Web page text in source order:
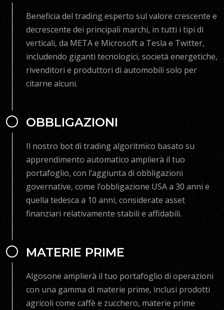
Beneficia del trading esperto sul valore crescente e
decrescente dei principali marchi, in tutti i tipi di
verticali, da META e Microsoft a Tesla e Twitter,
includendo giganti tecnologici, società energetiche,
rivenditori e produttori di automobili solo per
citarne alcuni.
OBBLIGAZIONI
Il nostro bot di trading algoritmico basato su
apprendimento automatico amplierà il tuo
portafoglio, con l’aggiunta di obbligazioni
governative, come l’obbligazione USA a 30 anni e
quella tedesca a 10 anni, considerate asset
finanziari relativamente stabili e affidabili.
MATERIE PRIME
Algosone amplierà il tuo portafoglio di operazioni
con una gamma di materie prime, inclusi prodotti
agricoli come caffè e zucchero, materie prime